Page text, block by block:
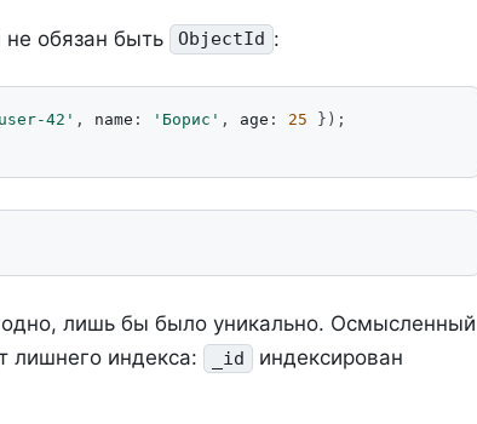
обязан быть ObjectId :
42' , name : 'Борис' , age : 25
});
лишь бы было уникально. Осмысленный
лишнего индекса: _id
индексирован